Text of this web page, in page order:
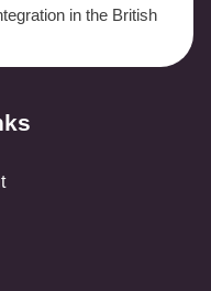
in the British